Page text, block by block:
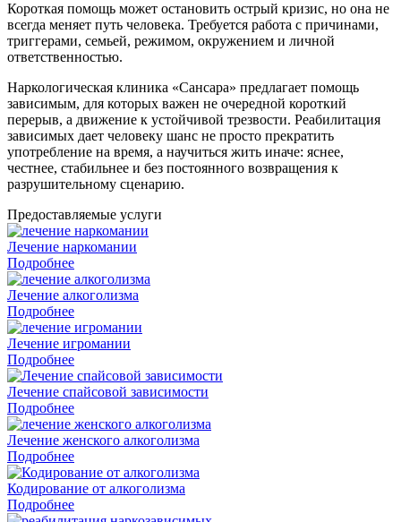
Короткая помощь может остановить острый кризис, но она не
всегда меняет путь человека. Требуется работа с причинами,
триггерами, семьей, режимом, окружением и личной
ответственностью.
Наркологическая клиника «Сансара» предлагает помощь
зависимым, для которых важен не очередной короткий
перерыв, а движение к устойчивой трезвости. Реабилитация
зависимых дает человеку шанс не просто прекратить
употребление на время, а научиться жить иначе: яснее,
честнее, стабильнее и без постоянного возвращения к
разрушительному сценарию.
Предоставляемые услуги
Лечение наркомании
Подробнее
Лечение алкоголизма
Подробнее
Лечение игромании
Подробнее
Лечение спайсовой зависимости
Подробнее
Лечение женского алкоголизма
Подробнее
Кодирование от алкоголизма
Подробнее